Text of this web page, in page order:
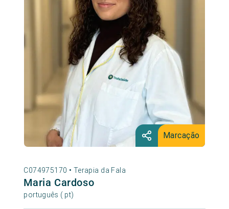
Marcação
C074975170 • Terapia da Fala
Maria Cardoso
português ( pt)